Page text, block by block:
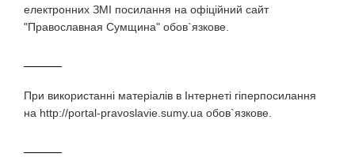
електронних ЗМI посилання на офіційний сайт
"Православная Сумщина" обов`язкове.
При використаннi матерiалiв в Iнтернетi гiперпосилання
на http://portal-pravoslavie.sumy.ua обов`язкове.